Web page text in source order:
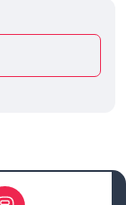
انواع
(گونی)،
سرتکس،